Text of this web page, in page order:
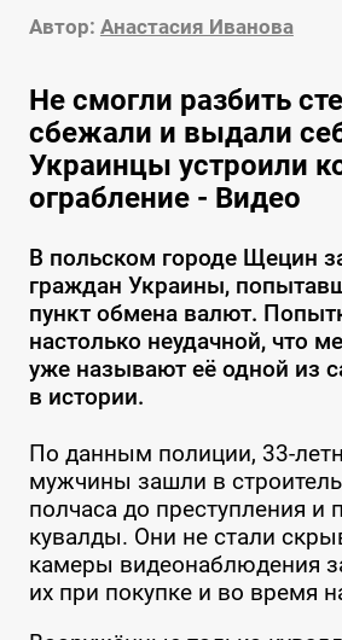
Автор: Анастасия Иванова
Не смогли разбить
сбежали и выдали
Украинцы устроили
ограбление - Видео
В польском городе Щецин
граждан Украины,
пункт обмена валют.
настолько неудачной, что
уже называют её одной из
в истории.
По данным полиции, 33-
мужчины зашли в
полчаса до преступления и
кувалды. Они не стали
камеры видеонаблюдения
их при покупке и во время